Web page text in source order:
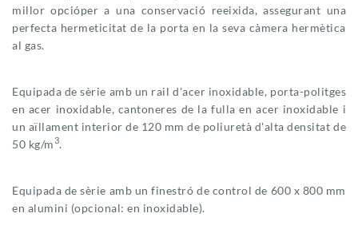
millor opcióper a una conservació reeixida, assegurant una
perfecta hermeticitat de la porta en la seva càmera hermètica
al gas.
Equipada de sèrie amb un rail d'acer inoxidable, porta-politges
en acer inoxidable, cantoneres de la fulla en acer inoxidable i
un aïllament interior de 120 mm de poliuretà d'alta densitat de
50 kg/m3.
Equipada de sèrie amb un finestró de control de 600 x 800 mm
en alumini (opcional: en inoxidable).